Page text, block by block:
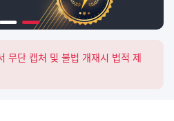
92회차 금요일 K리그2 분석
무단 캡처 및 불법 개재시 법적 제